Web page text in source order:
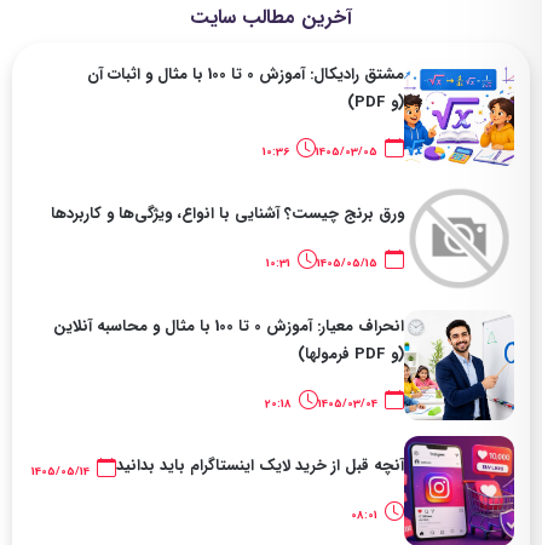
آخرین مطالب سایت
مشتق رادیکال: آموزش 0 تا 100 با مثال و اثبات آن
(و PDF)
10:36
ورق برنج چیست؟ آشنایی با انواع، ویژگی‌ها و کاربردها
انحراف معیار: آموزش 0 تا 100 با مثال و محاسبه آنلاین
(و PDF فرمولها)
20:18
آنچه قبل از خرید لایک اینستاگرام باید بدانید